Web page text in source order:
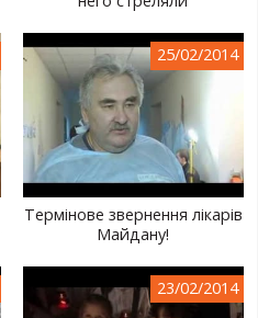
25/02/2014
Термінове звернення лікарів
Майдану!
23/02/2014